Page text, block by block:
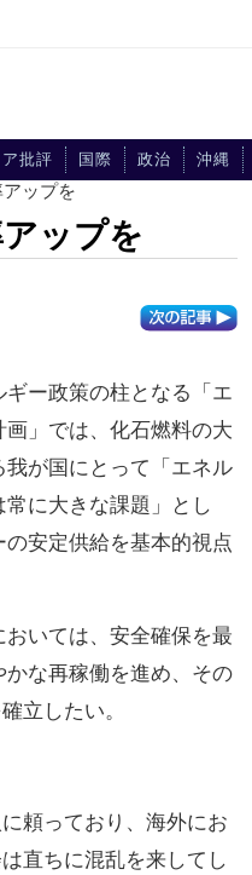
ア批評 国際 政治 沖縄
ップを
ップを
ー政策の柱となる「エ
画」では、化石燃料の大
我が国にとって「エネル
常に大きな課題」とし
の安定供給を基本的視点
いては、安全確保を最
かな再稼働を進め、その
立したい。
頼っており、海外にお
直ちに混乱を来してし